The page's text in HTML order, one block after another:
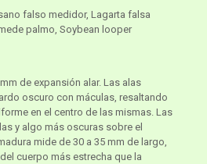
falso medidor, Lagarta falsa
palmo, Soybean looper
de expansión alar. Las alas
oscuro con máculas, resaltando
en el centro de las mismas. Las
y algo más oscuras sobre el
mide de 30 a 35 mm de largo,
cuerpo más estrecha que la